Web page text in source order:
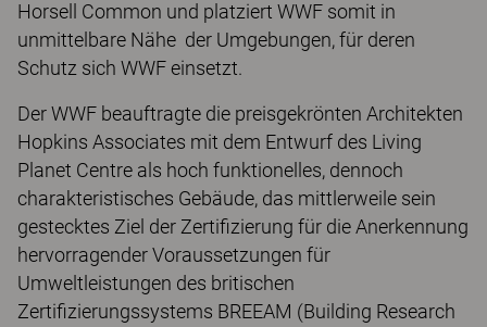
Horsell Common und platziert WWF somit in
unmittelbare Nähe der Umgebungen, für deren
Schutz sich WWF einsetzt.
Der WWF beauftragte die preisgekrönten Architekten
Hopkins Associates mit dem Entwurf des Living
Planet Centre als hoch funktionelles, dennoch
charakteristisches Gebäude, das mittlerweile sein
gestecktes Ziel der Zertifizierung für die Anerkennung
hervorragender Voraussetzungen für
Umweltleistungen des britischen
Zertifizierungssystems BREEAM (Building Research